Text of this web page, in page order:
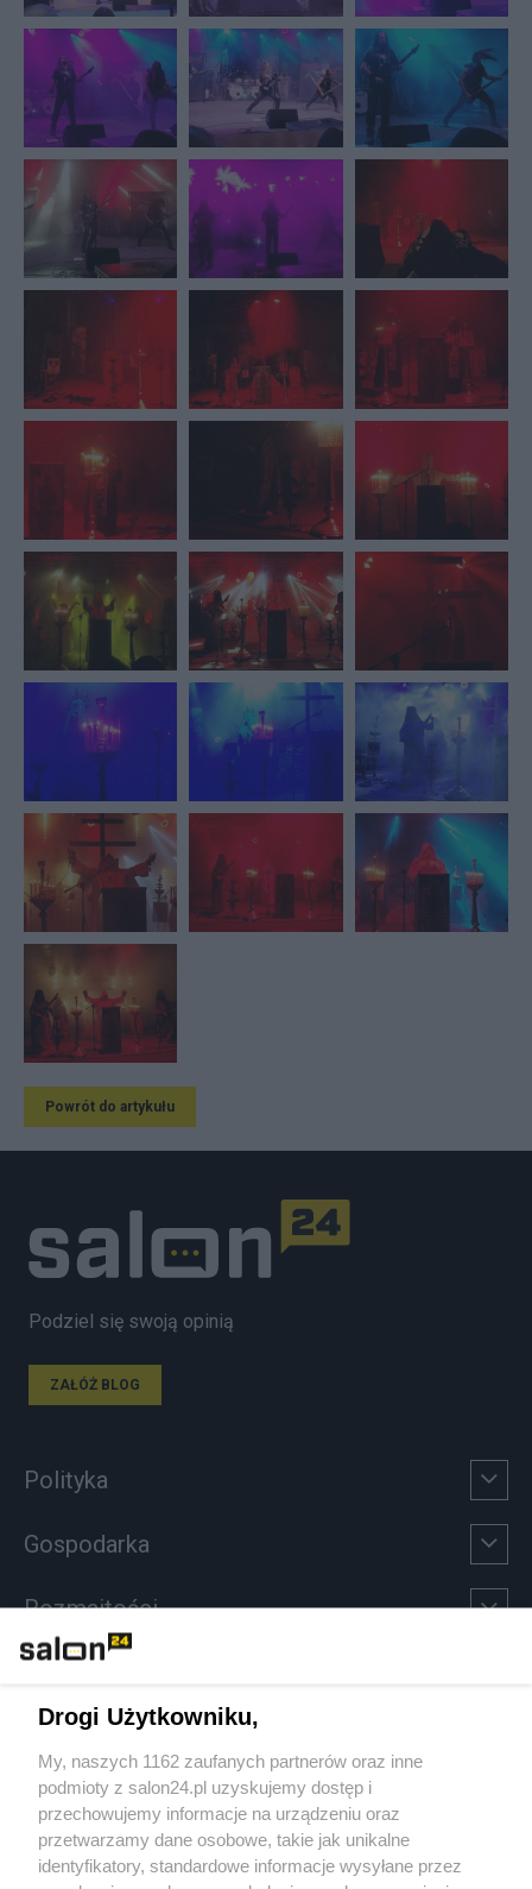
Powrót do artykułu
Podziel się swoją opinią
ZAŁÓŻ BLOG
Polityka
Gospodarka
Rozmaitości
Sport
Społeczeństwo
Kultura
Drogi Użytkowniku,
My, naszych 1162 zaufanych partnerów oraz inne
podmioty z salon24.pl uzyskujemy dostęp i
przechowujemy informacje na urządzeniu oraz
przetwarzamy dane osobowe, takie jak unikalne
identyfikatory, standardowe informacje wysyłane przez